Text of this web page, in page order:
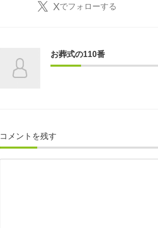
Xでフォローする
お葬式の110番
コメントを残す